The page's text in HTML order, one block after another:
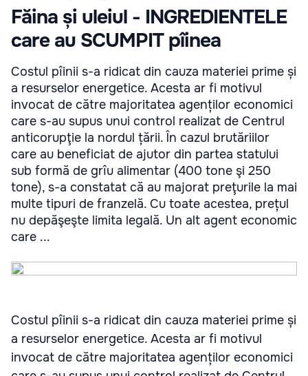
Făina și uleiul - INGREDIENTELE
care au SCUMPIT pîinea
Costul pîinii s-a ridicat din cauza materiei prime și
a resurselor energetice. Acesta ar fi motivul
invocat de către majoritatea agenților economici
care s-au supus unui control realizat de Centrul
anticorupţie la nordul țării. În cazul brutăriilor
care au beneficiat de ajutor din partea statului
sub formă de grîu alimentar (400 tone şi 250
tone), s-a constatat că au majorat preţurile la mai
multe tipuri de franzelă. Cu toate acestea, prețul
nu depăşeşte limita legală. Un alt agent economic
care ...
Costul pîinii s-a ridicat din cauza materiei prime și
a resurselor energetice. Acesta ar fi motivul
invocat de către majoritatea agenților economici